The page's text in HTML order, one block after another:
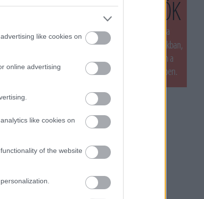
like cookies on
online advertising
like cookies on
of the website
EZT LÁTTUK LEGUTÓBB
Tweets by filmnaplo